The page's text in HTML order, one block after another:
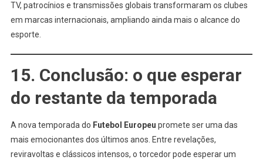
TV, patrocínios e transmissões globais transformaram os clubes
em marcas internacionais, ampliando ainda mais o alcance do
esporte.
15. Conclusão: o que esperar
do restante da temporada
A nova temporada do Futebol Europeu promete ser uma das
mais emocionantes dos últimos anos. Entre revelações,
reviravoltas e clássicos intensos, o torcedor pode esperar um